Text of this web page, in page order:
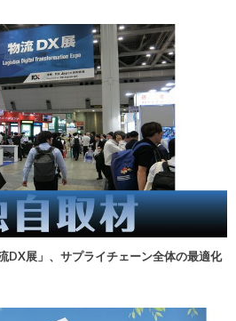
DX展」、サプライチェーン全体の最適化